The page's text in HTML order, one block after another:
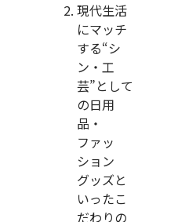
現代生活
にマッチ
する“シ
ン・工
芸”として
の日用
品・
ファッ
ション
グッズと
いったこ
だわりの